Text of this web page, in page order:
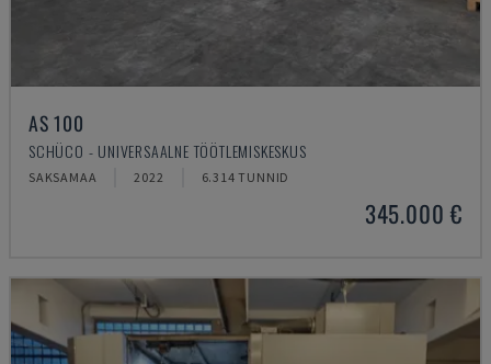
AS 100
SCHÜCO - UNIVERSAALNE TÖÖTLEMISKESKUS
SAKSAMAA 2022 6.314 TUNNID
345.000 €